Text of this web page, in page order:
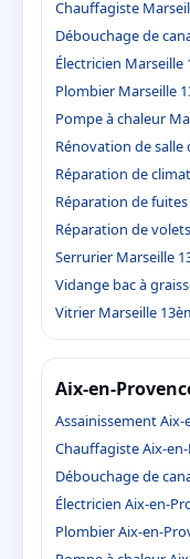
Chauffagiste
Débouchage de
Électricien Marseille
Plombier Marseille
Pompe à chaleur
Rénovation de salle
Réparation de
Réparation de
Réparation de
Serrurier Marseille
Vidange bac à
Vitrier Marseille
Aix-en-
Assainissement
Chauffagiste Aix-
Débouchage de
Électricien Aix-en-
Plombier Aix-en-